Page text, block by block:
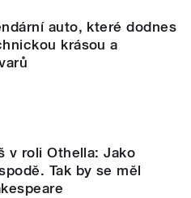
auto, které dodnes
krásou a
v roli Othella: Jako
Tak by se měl